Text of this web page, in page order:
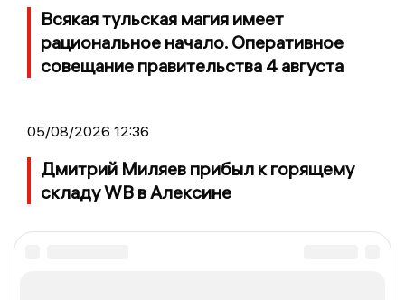
Всякая тульская магия имеет
рациональное начало. Оперативное
совещание правительства 4 августа
05/08/2026 12:36
Дмитрий Миляев прибыл к горящему
складу WB в Алексине